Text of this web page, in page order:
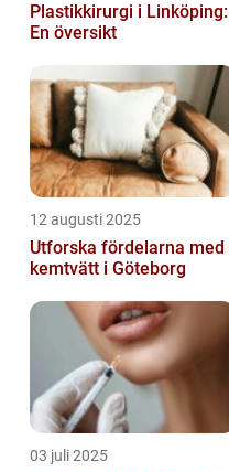
Plastikkirurgi i Linköping:
En översikt
12 augusti 2025
Utforska fördelarna med
kemtvätt i Göteborg
03 juli 2025